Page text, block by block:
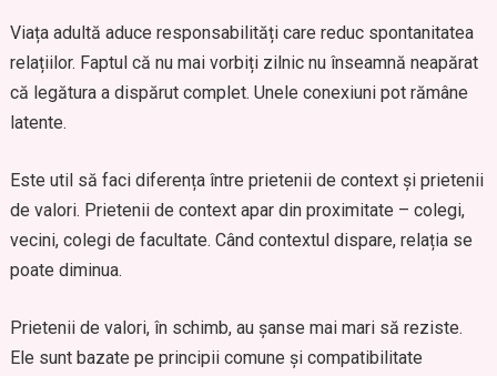
Viața adultă aduce responsabilități care reduc spontanitatea
relațiilor. Faptul că nu mai vorbiți zilnic nu înseamnă neapărat
că legătura a dispărut complet. Unele conexiuni pot rămâne
latente.
Este util să faci diferența între prietenii de context și prietenii
de valori. Prietenii de context apar din proximitate – colegi,
vecini, colegi de facultate. Când contextul dispare, relația se
poate diminua.
Prietenii de valori, în schimb, au șanse mai mari să reziste.
Ele sunt bazate pe principii comune și compatibilitate